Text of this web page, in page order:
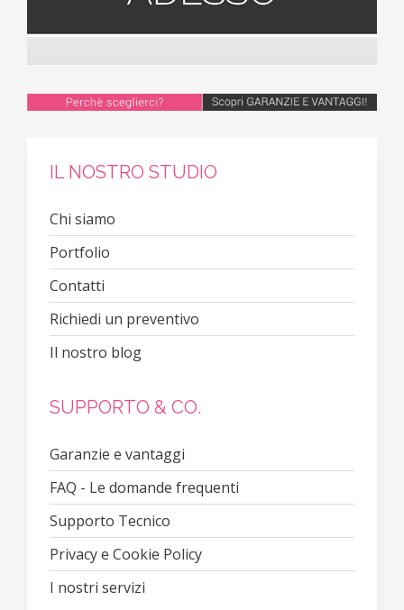
IL NOSTRO STUDIO
Chi siamo
Portfolio
Contatti
Richiedi un preventivo
Il nostro blog
SUPPORTO & CO.
Garanzie e vantaggi
FAQ - Le domande frequenti
Supporto Tecnico
Privacy e Cookie Policy
I nostri servizi